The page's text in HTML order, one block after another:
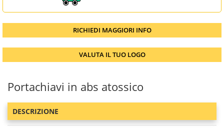
RICHIEDI MAGGIORI INFO
VALUTA IL TUO LOGO
Portachiavi in abs atossico
DESCRIZIONE